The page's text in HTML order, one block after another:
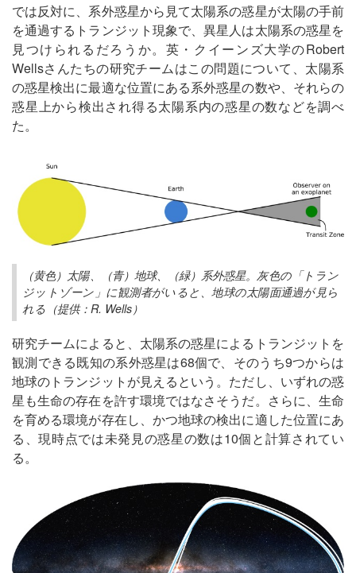
では反対に、系外惑星から見て太陽系の惑星が太陽の手前
を通過するトランジット現象で、異星人は太陽系の惑星を
見つけられるだろうか。英・クイーンズ大学のRobert
Wellsさんたちの研究チームはこの問題について、太陽系
の惑星検出に最適な位置にある系外惑星の数や、それらの
惑星上から検出され得る太陽系内の惑星の数などを調べ
た。
（黄色）太陽、（青）地球、（緑）系外惑星。灰色の「トラン
ジットゾーン」に観測者がいると、地球の太陽面通過が見ら
れる（提供：R. Wells）
研究チームによると、太陽系の惑星によるトランジットを
観測できる既知の系外惑星は68個で、そのうち9つからは
地球のトランジットが見えるという。ただし、いずれの惑
星も生命の存在を許す環境ではなさそうだ。さらに、生命
を育める環境が存在し、かつ地球の検出に適した位置にあ
る、現時点では未発見の惑星の数は10個と計算されてい
る。